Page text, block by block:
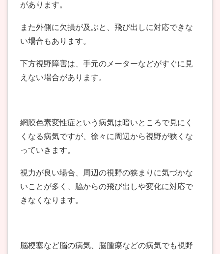
があります。
また外側に欠損が及ぶと、飛び出しに対応できな
い場合もあります。
下方視野障害は、手元のメーターなどがすぐに見
えない場合があります。
網膜色素変性症という病気は暗いところで見にく
くなる病気ですが、徐々に周辺から視野が狭くな
っていきます。
視力が良い場合、周辺の視野の狭まりに気づかな
いことが多く、脇からの飛び出しや変化に対応で
きなくなります。
脳梗塞など脳の病気、脳腫瘍などの病気でも視野